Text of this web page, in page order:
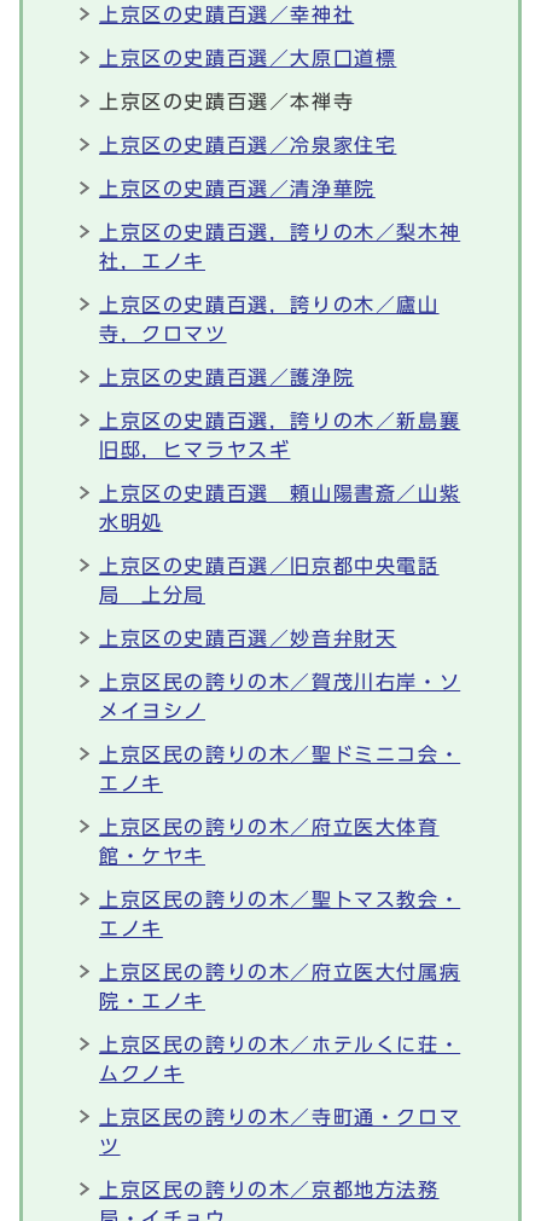
上京区の史蹟百選／幸神社
上京区の史蹟百選／大原口道標
上京区の史蹟百選／本禅寺
上京区の史蹟百選／冷泉家住宅
上京区の史蹟百選／清浄華院
上京区の史蹟百選，誇りの木／梨木神
社，エノキ
上京区の史蹟百選，誇りの木／廬山
寺，クロマツ
上京区の史蹟百選／護浄院
上京区の史蹟百選，誇りの木／新島襄
旧邸，ヒマラヤスギ
上京区の史蹟百選 頼山陽書斎／山紫
水明処
上京区の史蹟百選／旧京都中央電話
局 上分局
上京区の史蹟百選／妙音弁財天
上京区民の誇りの木／賀茂川右岸・ソ
メイヨシノ
上京区民の誇りの木／聖ドミニコ会・
エノキ
上京区民の誇りの木／府立医大体育
館・ケヤキ
上京区民の誇りの木／聖トマス教会・
エノキ
上京区民の誇りの木／府立医大付属病
院・エノキ
上京区民の誇りの木／ホテルくに荘・
ムクノキ
上京区民の誇りの木／寺町通・クロマ
ツ
上京区民の誇りの木／京都地方法務